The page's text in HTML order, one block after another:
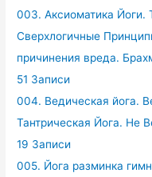
003. Аксиоматика Йоги.
Сверхлогичные
причинения вреда.
51 Записи
004. Ведическая йога.
Тантрическая Йога. Не
19 Записи
005. Йога разминка